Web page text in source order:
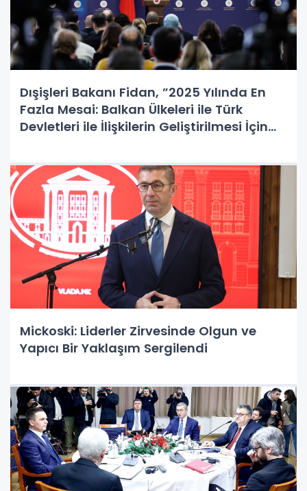
Dışişleri Bakanı Fidan, ”2025 Yılında En
Fazla Mesai: Balkan Ülkeleri ile Türk
Devletleri ile İlişkilerin Geliştirilmesi İçin
Mickoski: Liderler Zirvesinde Olgun ve
Yapıcı Bir Yaklaşım Sergilendi